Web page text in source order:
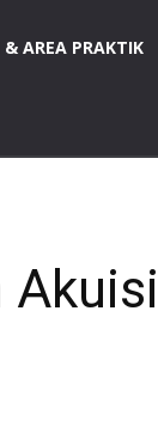
AREA PRAKTIK